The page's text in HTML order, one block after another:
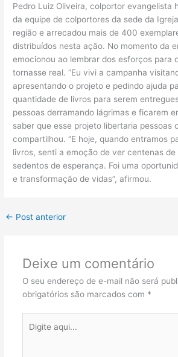
Pedro Luiz Oliveira, colportor evangelista
da equipe de colportores da sede da
região e arrecadou mais de 400
distribuídos nesta ação. No momento da
emocionou ao lembrar dos esforços para
tornasse real. “Eu vivi a campanha
apresentando o projeto e pedindo ajuda
quantidade de livros para serem
pessoas derramando lágrimas e ficarem
saber que esse projeto libertaria pessoas
compartilhou. “E hoje, quando entramos
livros, senti a emoção de ver centenas de
sedentos de esperança. Foi uma
e transformação de vidas”, afirmou.
← Post anterior
Deixe um comentário
O seu endereço de e-mail não será
obrigatórios são marcados com *
aqui...